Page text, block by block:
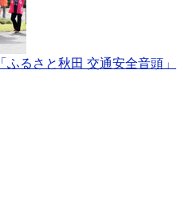
るさと秋田 交通安全音頭」